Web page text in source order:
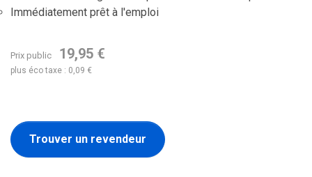
Immédiatement prêt à l'emploi
Prix public 19,95 €
plus éco taxe : 0,09 €
Trouver un revendeur